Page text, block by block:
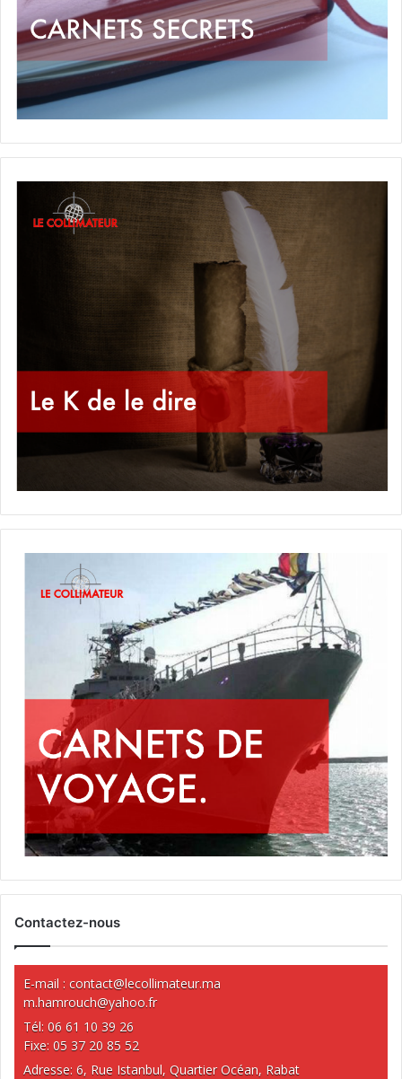
Contactez-nous
E-mail : contact@lecollimateur.ma
m.hamrouch@yahoo.fr
Tél: 06 61 10 39 26
Fixe: 05 37 20 85 52
Adresse: 6, Rue Istanbul, Quartier Océan, Rabat